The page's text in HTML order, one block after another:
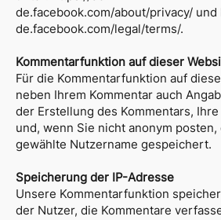
de.facebook.com/about/privacy/ und
de.facebook.com/legal/terms/.
Kommentarfunktion auf dieser
Für die Kommentarfunktion auf
neben Ihrem Kommentar auch
der Erstellung des Kommentars,
und, wenn Sie nicht anonym posten,
gewählte Nutzername gespeichert.
Speicherung der IP-Adresse
Unsere Kommentarfunktion
der Nutzer, die Kommentare